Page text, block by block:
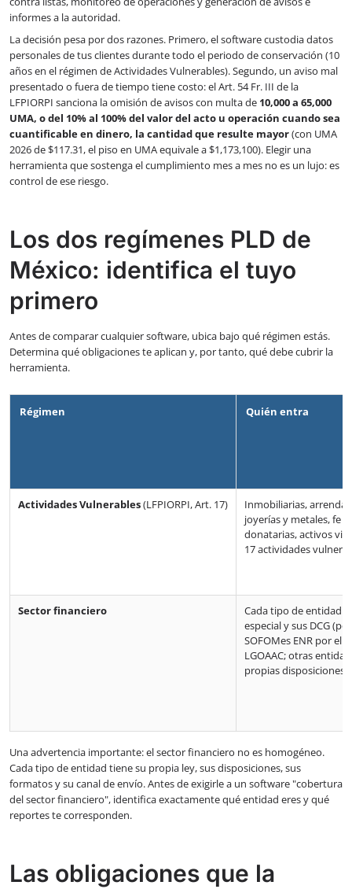
informes a la autoridad.
La decisión pesa por dos razones. Primero, el software custodia datos
personales de tus clientes durante todo el periodo de conservación (10
años en el régimen de Actividades Vulnerables). Segundo, un aviso mal
presentado o fuera de tiempo tiene costo: el Art. 54 Fr. III de la
LFPIORPI sanciona la omisión de avisos con multa de 10,000 a 65,000
UMA, o del 10% al 100% del valor del acto u operación cuando sea
cuantificable en dinero, la cantidad que resulte mayor(con UMA
2026 de $117.31, el piso en UMA equivale a $1,173,100). Elegir una
herramienta que sostenga el cumplimiento mes a mes no es un lujo: es
control de ese riesgo.
Los dos regímenes PLD de
México: identifica el tuyo
primero
Antes de comparar cualquier software, ubica bajo qué régimen estás.
Determina qué obligaciones te aplican y, por tanto, qué debe cubrir la
herramienta.
Régimen Quién entra
Actividades Vulnerables(LFPIORPI, Art. 17)
Inmobiliarias,
joyerías y metales, fe
donatarias, activos
17 actividades
Sector financiero
Cada tipo de entidad
especial y sus DCG
SOFOMes ENR por el
LGOAAC; otras
propias disposiciones
Una advertencia importante: el sector financiero no es homogéneo.
Cada tipo de entidad tiene su propia ley, sus disposiciones, sus
formatos y su canal de envío. Antes de exigirle a un software "cobertura
del sector financiero", identifica exactamente qué entidad eres y qué
reportes te corresponden.
Las obligaciones que la